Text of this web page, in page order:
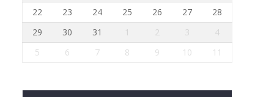
22
23 24 25 26 27
28
29
30 31 1 2 3
4
5
6 7 8 9 10 11